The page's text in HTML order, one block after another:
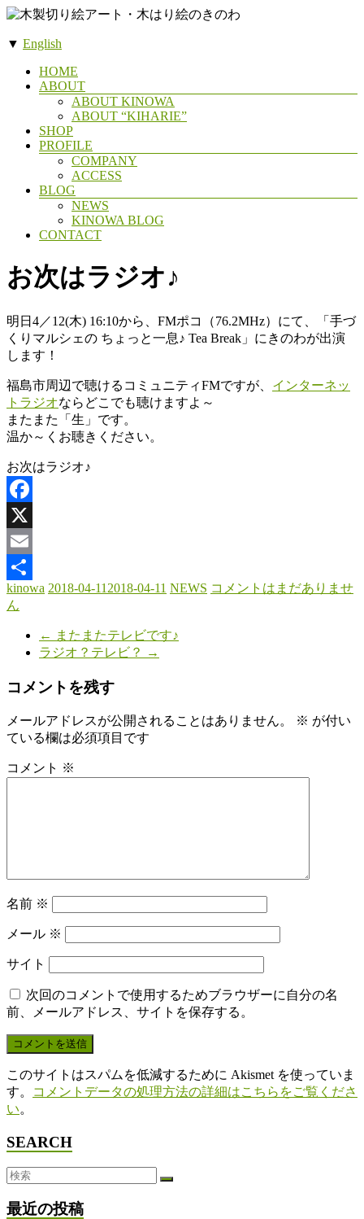
コ
テ
り
絵
の
き
の
わ
木
と
と
も
に
暮
ら
す。
▼ English
HOME
ABOUT
ABOUT KINOWA
ABOUT “KIHARIE”
SHOP
PROFILE
COMPANY
ACCESS
BLOG
NEWS
KINOWA BLOG
CONTACT
お次はラジオ♪
明日4／12(木) 16:10から、FMポコ（76.2MHz）にて、「手づ
くりマルシェの ちょっと一息♪ Tea Break」にきのわが出演
します！
福島市周辺で聴けるコミュニティFMですが、 インターネッ
トラジオならどこでも聴けますよ～
またまた「生」です。
温か～くお聴きください。
お次はラジオ♪
Facebook
X
Email
共
kinowa 2018-04-11 2018-04-11 NEWS コメントはまだありませ
ん
← またまたテレビです♪
ラジオ？テレビ？
→
コメントを残す
メールアドレスが公開されることはありません。 ※ が付い
ている欄は必須項目です
コメント ※
名前 ※
メール ※
サイト
次回のコメントで使用するためブラウザーに自分の名
前、メールアドレス、サイトを保存する。
このサイトはスパムを低減するために Akismet を使っていま
す。
コメントデータの処理方法の詳細はこちらをご覧くださ
い。
SEARCH
最近の投稿